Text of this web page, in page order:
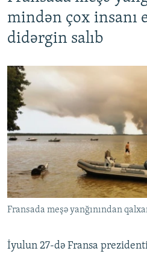
mindən çox insanı
didərgin salıb
Fransada meşə yanğınından
İyulun 27-də Fransa